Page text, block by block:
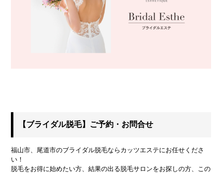
【ブライダル脱毛】ご予約・お問合せ
福山市、尾道市のブライダル脱毛ならカッツエステにお任せくださ
い！
脱毛をお得に始めたい方、結果の出る脱毛サロンをお探しの方、この